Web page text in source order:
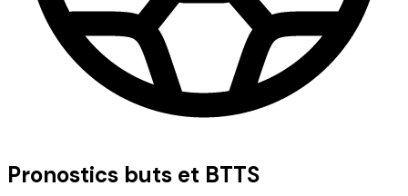
Pronostics buts et BTTS